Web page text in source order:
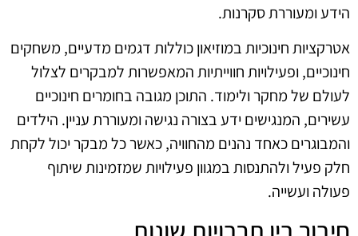
הידע ומעוררת סקרנות.
אטרקציות חינוכיות במוזיאון כוללות דגמים מדעיים, משחקים
חינוכיים, ופעילויות חווייתיות המאפשרות למבקרים לצלול
לעולם של מחקר ולימוד. התוכן מגובה בחומרים חינוכיים
עשירים, המנגישים ידע בצורה נגישה ומעוררת עניין. הילדים
והמבוגרים כאחד נהנים מהחוויה, כאשר כל מבקר יכול לקחת
חלק פעיל ולהתנסות במגוון פעילויות שמזמינות שיתוף
פעולה ועשייה.